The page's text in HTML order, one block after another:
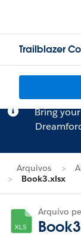
Trailblazer
Bring
Arquivos
Book3.xlsx
Arquivo